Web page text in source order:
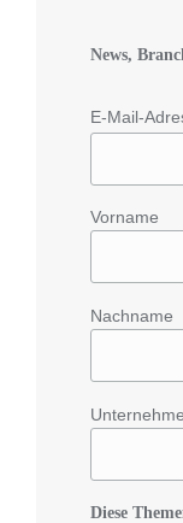
News,
E-Mail-
Vorname
Nachname
Diese